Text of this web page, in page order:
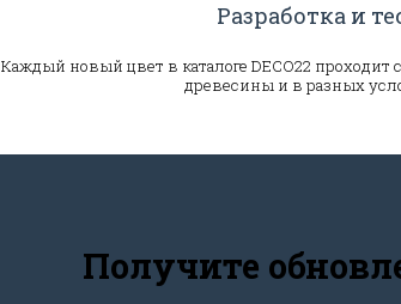
Разработка и
Каждый новый цвет в каталоге DECO22 проходит
древесины и в разных
Получите